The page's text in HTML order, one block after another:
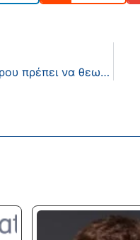
Γιατί ασυμβίβαστοι όπως η Olympic Sailor κυρία Μπεκατώρου πρέπει να θεωρούνται ως μαρτυρες δημοσίου συμφέροντος, 10 Φεβρουαρίου 2021